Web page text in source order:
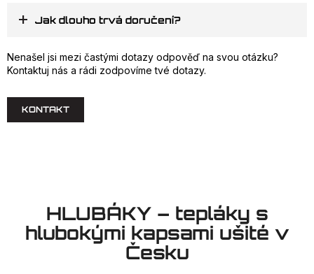
+ Jak dlouho trvá doručení?
Nenašel jsi mezi častými dotazy odpověď na svou otázku?
Kontaktuj nás a rádi zodpovíme tvé dotazy.
KONTAKT
HLUBÁKY – tepláky s
hlubokými kapsami ušité v
Česku